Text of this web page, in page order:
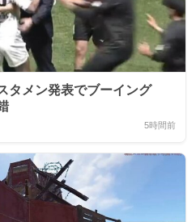
タメン発表でブーイング
5時間前